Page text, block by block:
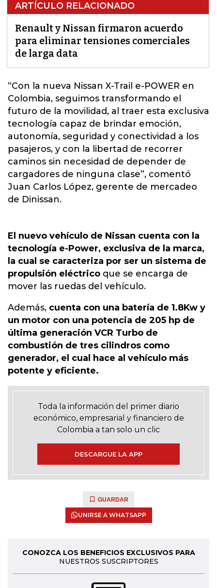
ARTÍCULO RELACIONADO
Renault y Nissan firmaron acuerdo
para eliminar tensiones comerciales
de larga data
“Con la nueva Nissan X-Trail e-POWER en
Colombia, seguimos transformando el
futuro de la movilidad, al traer esta exclusiva
tecnología capaz de brindar emoción,
autonomía, seguridad y conectividad a los
pasajeros, y con la libertad de recorrer
caminos sin necesidad de depender de
cargadores de ninguna clase”, comentó
Juan Carlos López, gerente de mercadeo
de Dinissan.
El nuevo vehículo de Nissan cuenta con la
tecnología e-Power, exclusiva de la marca,
la cual se caracteriza por ser un sistema de
propulsión eléctrico que se encarga de
mover las ruedas del vehículo.
Además, cuenta con una batería de 1.8Kw y
un motor con una potencia de 205 hp de
última generación VCR Turbo de
combustión de tres cilindros como
generador, el cual hace al vehículo más
potente y eficiente.
Toda la información del primer diario
económico, empresarial y financiero de
Colombia a tan solo un clic
DESCARGUE LA APP
GUARDAR
UNIRSE A WHATSAPP
CONOZCA LOS BENEFICIOS EXCLUSIVOS PARA
NUESTROS SUSCRIPTORES